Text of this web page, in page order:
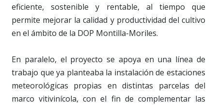
eficiente, sostenible y rentable, al tiempo que
permite mejorar la calidad y productividad del cultivo
en el ámbito de la DOP Montilla-Moriles.
En paralelo, el proyecto se apoya en una línea de
trabajo que ya planteaba la instalación de estaciones
meteorológicas propias en distintas parcelas del
marco vitivinícola, con el fin de complementar las